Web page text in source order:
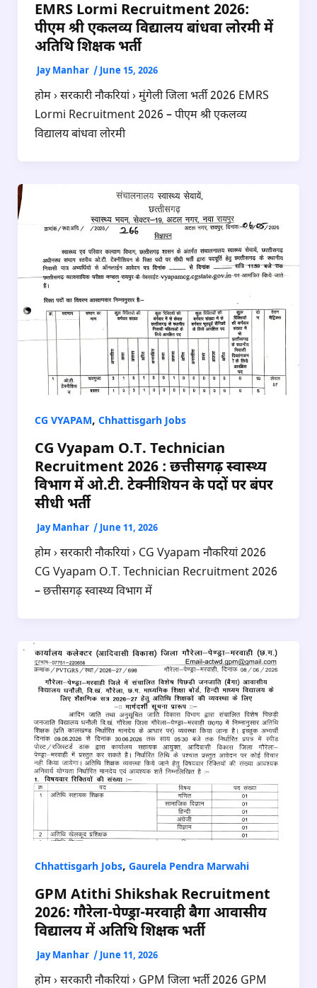
EMRS Lormi Recruitment 2026:
पीएम श्री एकलव्य विद्यालय बांधवा लोरमी में
अतिथि शिक्षक भर्ती
Jay Manhar / June 15, 2026
होम › सरकारी नौकरियां › मुंगेली जिला भर्ती 2026 EMRS
Lormi Recruitment 2026 – पीएम श्री एकलव्य
विद्यालय बांधवा लोरमी
CG VYAPAM, Chhattisgarh Jobs
CG Vyapam O.T. Technician
Recruitment 2026 : छत्तीसगढ़ स्वास्थ्य
विभाग में ओ.टी. टेक्नीशियन के पदों पर बंपर
सीधी भर्ती
Jay Manhar / June 11, 2026
होम › सरकारी नौकरियां › CG Vyapam नौकरियां 2026
CG Vyapam O.T. Technician Recruitment 2026
– छत्तीसगढ़ स्वास्थ्य विभाग में
Chhattisgarh Jobs, Gaurela Pendra Marwahi
GPM Atithi Shikshak Recruitment
2026: गौरेला-पेण्ड्रा-मरवाही बैगा आवासीय
विद्यालय में अतिथि शिक्षक भर्ती
Jay Manhar / June 11, 2026
होम › सरकारी नौकरियां › GPM जिला भर्ती 2026 GPM